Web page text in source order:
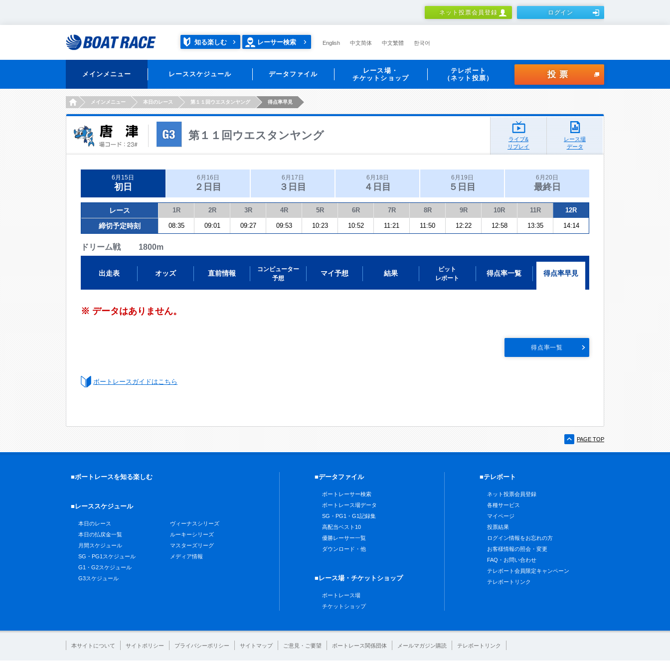
ネット投票会員登録 ログイン
知る楽しむ レーサー検索 English 中文简体 中文繁體 한국어
メインメニュー レーススケジュール データファイル
レース場・
チケットショップ
テレボート
（ネット投票）
投票
HOMEメインメニュー 本日のレース 第１１回ウエスタンヤング 得点率早見
第１１回ウエスタンヤング
ライブ&
リプレイ
レース場
データ
6月15日
初日
6月16日
２日目
6月17日
３日目
6月18日
４日目
6月19日
５日目
6月20日
最終日
レース 1R 2R 3R 4R 5R 6R 7R 8R 9R 10R 11R 12R
締切予定時刻 08:35 09:01 09:27 09:53 10:23 10:52 11:21 11:50 12:22 12:58 13:35 14:14
ドリーム戦 1800m
出走表 オッズ 直前情報
コンピューター
予想
マイ予想 結果
ピット
レポート
得点率一覧 得点率早見
※ データはありません。
得点率一覧
ボートレースガイドはこちら
PAGE TOP
■ボートレースを知る楽しむ
■レーススケジュール
本日のレース
本日の払戻金一覧
月間スケジュール
SG・PG1スケジュール
G1・G2スケジュール
G3スケジュール
ヴィーナスシリーズ
ルーキーシリーズ
マスターズリーグ
メディア情報
■データファイル
ボートレーサー検索
ボートレース場データ
SG・PG1・G1記録集
高配当ベスト10
優勝レーサー一覧
ダウンロード・他
■レース場・チケットショップ
ボートレース場
チケットショップ
■テレボート
ネット投票会員登録
各種サービス
マイページ
投票結果
ログイン情報をお忘れの方
お客様情報の照会・変更
FAQ・お問い合わせ
テレボート会員限定キャンペーン
テレボートリンク
本サイトについて サイトポリシー プライバシーポリシー サイトマップ ご意見・ご要望 ボートレース関係団体 メールマガジン購読 テレボートリンク